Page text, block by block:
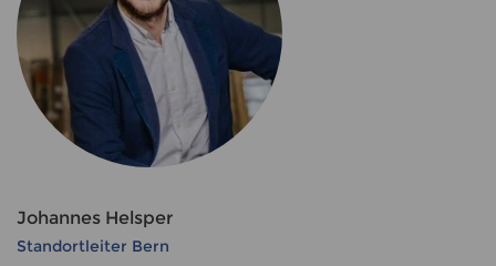
Johannes Helsper
Standortleiter Bern